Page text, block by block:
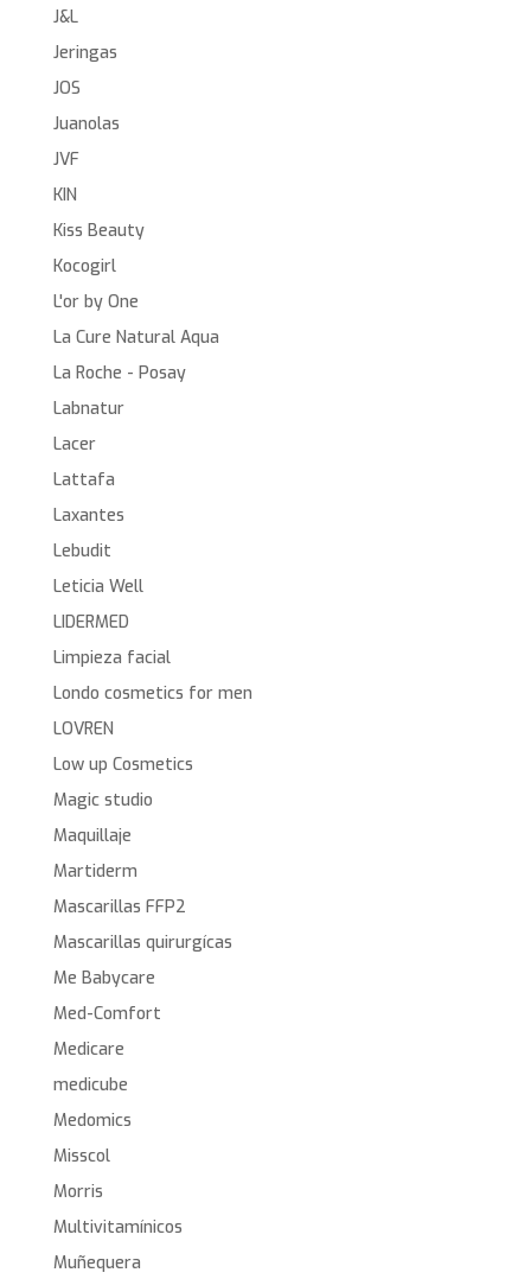
J&L
Jeringas
JOS
Juanolas
JVF
KIN
Kiss Beauty
Kocogirl
L'or by One
La Cure Natural Aqua
La Roche - Posay
Labnatur
Lacer
Lattafa
Laxantes
Lebudit
Leticia Well
LIDERMED
Limpieza facial
Londo cosmetics for men
LOVREN
Low up Cosmetics
Magic studio
Maquillaje
Martiderm
Mascarillas FFP2
Mascarillas quirurgícas
Me Babycare
Med-Comfort
Medicare
medicube
Medomics
Misscol
Morris
Multivitamínicos
Muñequera